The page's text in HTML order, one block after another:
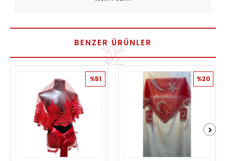
BENZER ÜRÜNLER
%51 %20